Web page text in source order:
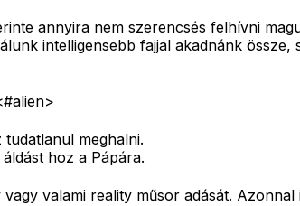
annyira nem szerencsés felhívni
intelligensebb fajjal akadnánk
meghalni.
hoz a Pápára.
valami reality műsor adását. Azonnal